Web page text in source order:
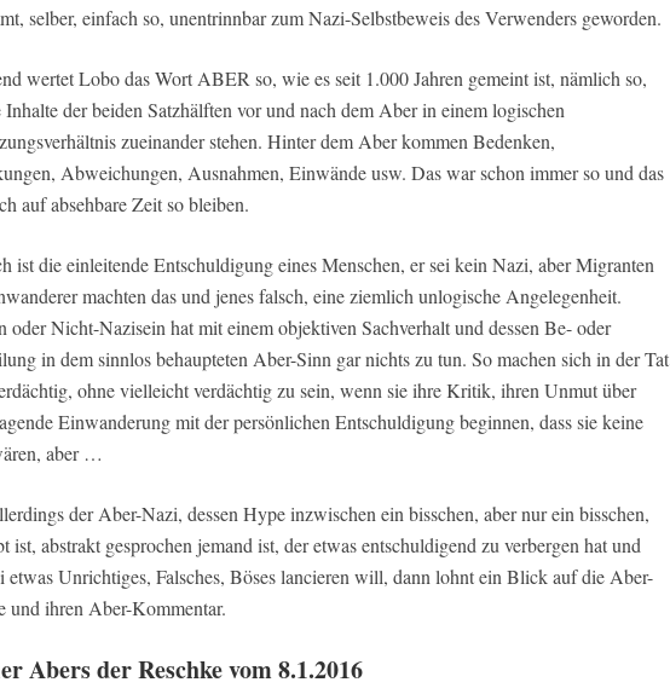
selber, einfach so, unentrinnbar zum Nazi-Selbstbeweis des Verwenders geworden.
wertet Lobo das Wort ABER so, wie es seit 1.000 Jahren gemeint ist, nämlich so,
Inhalte der beiden Satzhälften vor und nach dem Aber in einem logischen
zueinander stehen. Hinter dem Aber kommen Bedenken,
Abweichungen, Ausnahmen, Einwände usw. Das war schon immer so und das
auf absehbare Zeit so bleiben.
ist die einleitende Entschuldigung eines Menschen, er sei kein Nazi, aber Migranten
machten das und jenes falsch, eine ziemlich unlogische Angelegenheit.
oder Nicht-Nazisein hat mit einem objektiven Sachverhalt und dessen Be- oder
in dem sinnlos behaupteten Aber-Sinn gar nichts zu tun. So machen sich in der Tat
ohne vielleicht verdächtig zu sein, wenn sie ihre Kritik, ihren Unmut über
Einwanderung mit der persönlichen Entschuldigung beginnen, dass sie keine
aber …
der Aber-Nazi, dessen Hype inzwischen ein bisschen, aber nur ein bisschen,
ist, abstrakt gesprochen jemand ist, der etwas entschuldigend zu verbergen hat und
etwas Unrichtiges, Falsches, Böses lancieren will, dann lohnt ein Blick auf die Aber-
und ihren Aber-Kommentar.
Abers der Reschke vom 8.1.2016